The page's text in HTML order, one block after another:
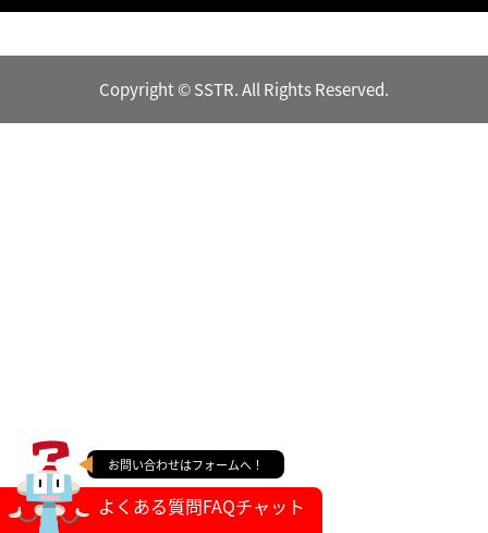
Copyright © SSTR. All Rights Reserved.
よくある質問FAQチャット
お問い合わせはフォームへ！